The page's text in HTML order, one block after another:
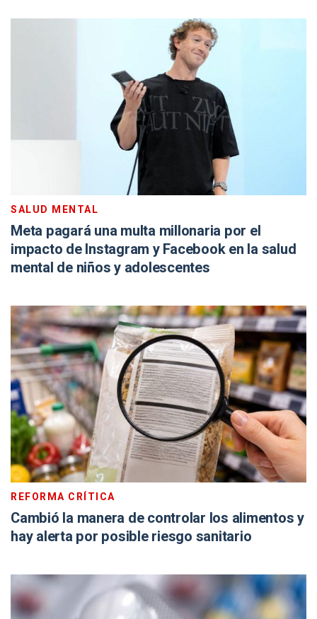
SALUD MENTAL
Meta pagará una multa millonaria por el
impacto de Instagram y Facebook en la salud
mental de niños y adolescentes
REFORMA CRÍTICA
Cambió la manera de controlar los alimentos y
hay alerta por posible riesgo sanitario